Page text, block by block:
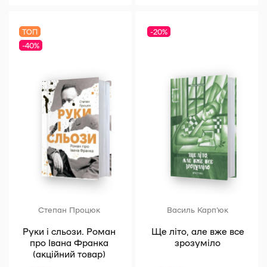
Руки і сльози. Роман
про Івана Франка
(акційний товар)
ТОП
-40%
Степан Процюк
Ще літо, але вже все
зрозуміло
-20%
Василь Карп'юк